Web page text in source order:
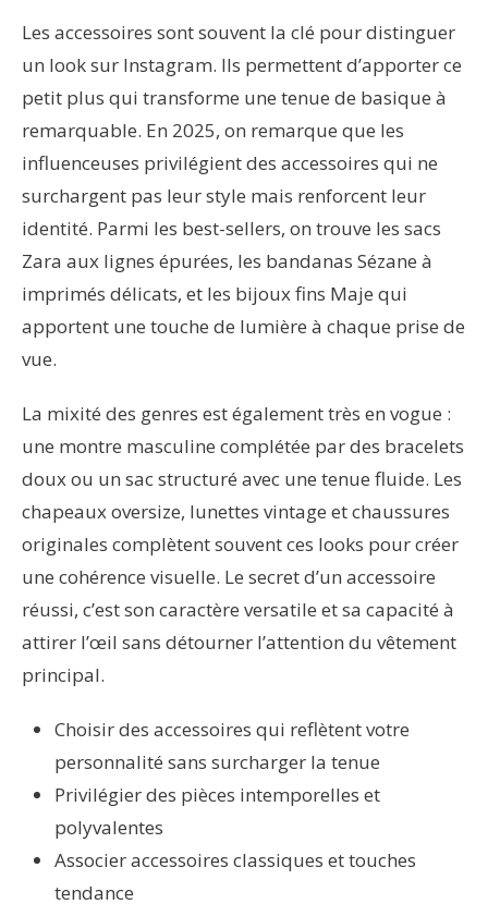
Les accessoires sont souvent la clé pour distinguer
un look sur Instagram. Ils permettent d’apporter ce
petit plus qui transforme une tenue de basique à
remarquable. En 2025, on remarque que les
influenceuses privilégient des accessoires qui ne
surchargent pas leur style mais renforcent leur
identité. Parmi les best-sellers, on trouve les sacs
Zara aux lignes épurées, les bandanas Sézane à
imprimés délicats, et les bijoux fins Maje qui
apportent une touche de lumière à chaque prise de
vue.
La mixité des genres est également très en vogue :
une montre masculine complétée par des bracelets
doux ou un sac structuré avec une tenue fluide. Les
chapeaux oversize, lunettes vintage et chaussures
originales complètent souvent ces looks pour créer
une cohérence visuelle. Le secret d’un accessoire
réussi, c’est son caractère versatile et sa capacité à
attirer l’œil sans détourner l’attention du vêtement
principal.
Choisir des accessoires qui reflètent votre
personnalité sans surcharger la tenue
Privilégier des pièces intemporelles et
polyvalentes
Associer accessoires classiques et touches
tendance